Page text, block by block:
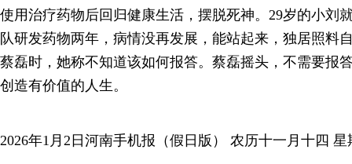
使用治疗药物后回归健康生活，摆脱死神。29岁的小刘
队研发药物两年，病情没再发展，能站起来，独居照料
蔡磊时，她称不知道该如何报答。蔡磊摇头，不需要报
创造有价值的人生。
2026年1月2日河南手机报（假日版） 农历十一月十四 星